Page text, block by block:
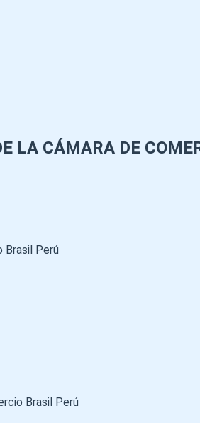
LA CÁMARA DE
Brasil Perú
Brasil Perú